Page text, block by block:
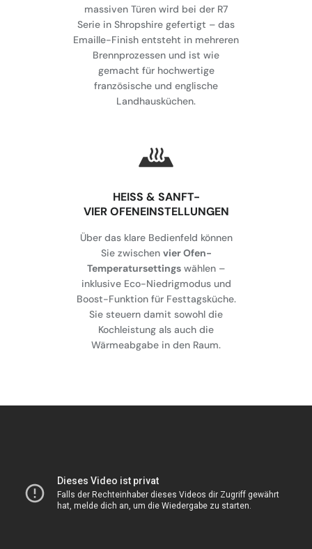
massiven Türen wird bei der R7
Serie in Shropshire gefertigt – das
Emaille-Finish entsteht in mehreren
Brennprozessen und ist wie
gemacht für hochwertige
französische und englische
Landhausküchen.
HEISS & SANFT-
VIER OFENEINSTELLUNGEN
Über das klare Bedienfeld können
Sie zwischen vier Ofen-
Temperatursettings wählen –
inklusive Eco-Niedrigmodus und
Boost-Funktion für Festtagsküche.
Sie steuern damit sowohl die
Kochleistung als auch die
Wärmeabgabe in den Raum.